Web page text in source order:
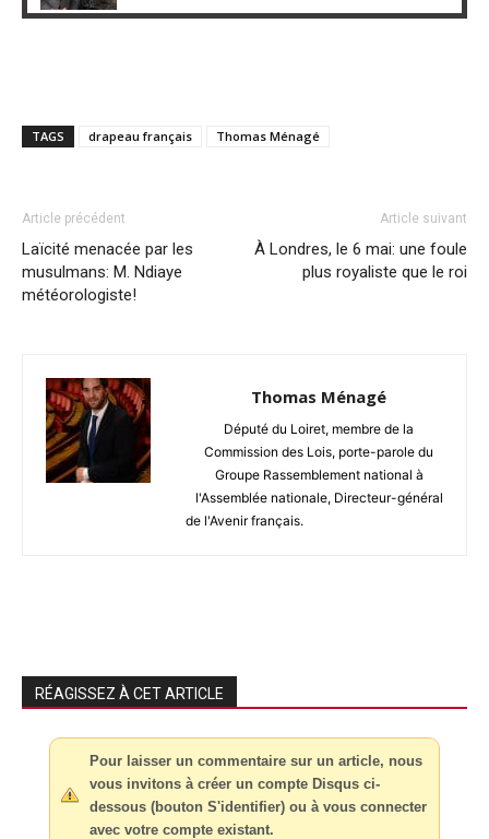
TAGS drapeau français Thomas Ménagé
Article précédent
Laïcité menacée par les
musulmans: M. Ndiaye
météorologiste!
Article suivant
À Londres, le 6 mai: une foule
plus royaliste que le roi
Thomas Ménagé
Député du Loiret, membre de la
Commission des Lois, porte-parole du
Groupe Rassemblement national à
l'Assemblée nationale, Directeur-général
de l'Avenir français.
RÉAGISSEZ À CET ARTICLE
Pour laisser un commentaire sur un article, nous
vous invitons à créer un compte Disqus ci-
dessous (bouton S'identifier) ou à vous connecter
avec votre compte existant.